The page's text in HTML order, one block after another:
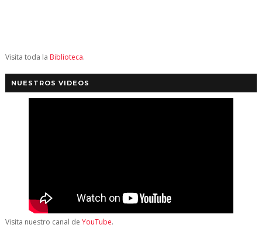
Visita toda la Biblioteca.
NUESTROS VIDEOS
Visita nuestro canal de YouTube.